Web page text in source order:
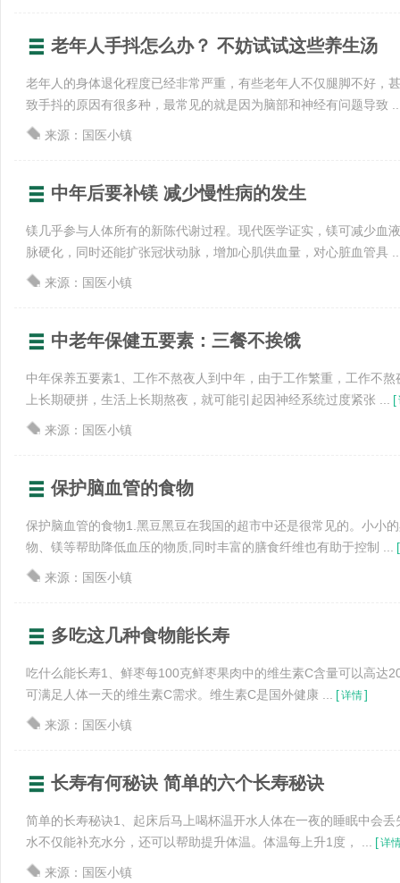
老年人手抖怎么办？ 不妨试试这些养生汤
老年人的身体退化程度已经非常严重，有些老年人不仅腿脚不好，
致手抖的原因有很多种，最常见的就是因为脑部和神经有问题导致
来源：国医小镇
中年后要补镁 减少慢性病的发生
镁几乎参与人体所有的新陈代谢过程。现代医学证实，镁可减少血
脉硬化，同时还能扩张冠状动脉，增加心肌供血量，对心脏血管具
来源：国医小镇
中老年保健五要素：三餐不挨饿
中年保养五要素1、工作不熬夜人到中年，由于工作繁重，工作不
上长期硬拼，生活上长期熬夜，就可能引起因神经系统过度紧张 ... [
来源：国医小镇
保护脑血管的食物
保护脑血管的食物1.黑豆黑豆在我国的超市中还是很常见的。小小
物、镁等帮助降低血压的物质,同时丰富的膳食纤维也有助于控制 ... [
来源：国医小镇
多吃这几种食物能长寿
吃什么能长寿1、鲜枣每100克鲜枣果肉中的维生素C含量可以高达
可满足人体一天的维生素C需求。维生素C是国外健康 ... [详情]
来源：国医小镇
长寿有何秘诀 简单的六个长寿秘诀
简单的长寿秘诀1、起床后马上喝杯温开水人体在一夜的睡眠中会
水不仅能补充水分，还可以帮助提升体温。体温每上升1度， ... [详
来源：国医小镇